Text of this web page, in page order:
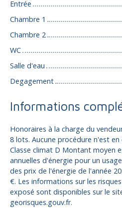
Entrée
Chambre 1
Chambre 2
WC
Salle d'eau
Degagement
Informations
Honoraires à la charge du
8 lots. Aucune procédure n'est en
Classe climat D Montant moyen
annuelles d'énergie pour un
des prix de l'énergie de l'année
€. Les informations sur les
exposé sont disponibles sur le
georisques.gouv.fr.